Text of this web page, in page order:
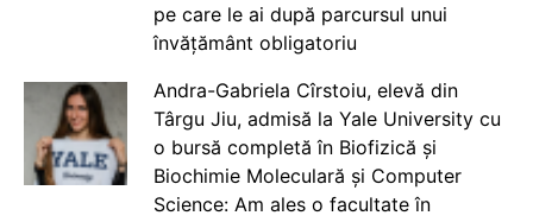
pe care le ai după parcursul unui
învățământ obligatoriu
Andra-Gabriela Cîrstoiu, elevă din
Târgu Jiu, admisă la Yale University cu
o bursă completă în Biofizică și
Biochimie Moleculară și Computer
Science: Am ales o facultate în